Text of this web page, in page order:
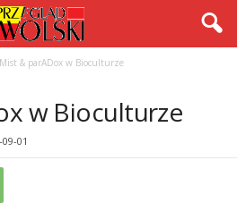
Mist & parADox w Bioculturze
w Bioculturze
01